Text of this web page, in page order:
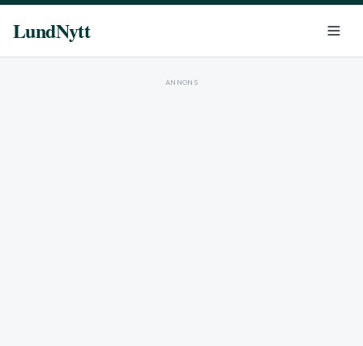
LundNytt
ANNONS